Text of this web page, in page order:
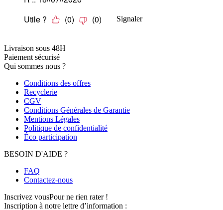
Livraison sous 48H
Paiement sécurisé
Qui sommes nous ?
Conditions des offres
Recyclerie
CGV
Conditions Générales de Garantie
Mentions Légales
Politique de confidentialité
Éco participation
BESOIN D'AIDE ?
FAQ
Contactez-nous
Inscrivez vousPour ne rien rater !
Inscription à notre lettre d’information :